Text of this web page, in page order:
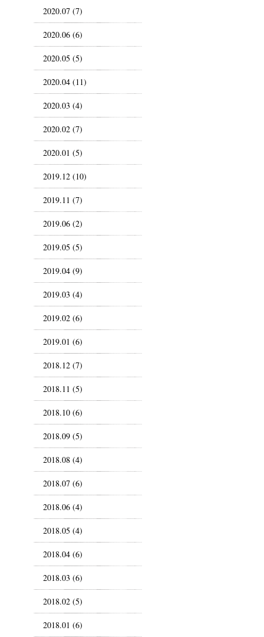
2020.07 (7)
2020.06 (6)
2020.05 (5)
2020.04 (11)
2020.03 (4)
2020.02 (7)
2020.01 (5)
2019.12 (10)
2019.11 (7)
2019.06 (2)
2019.05 (5)
2019.04 (9)
2019.03 (4)
2019.02 (6)
2019.01 (6)
2018.12 (7)
2018.11 (5)
2018.10 (6)
2018.09 (5)
2018.08 (4)
2018.07 (6)
2018.06 (4)
2018.05 (4)
2018.04 (6)
2018.03 (6)
2018.02 (5)
2018.01 (6)